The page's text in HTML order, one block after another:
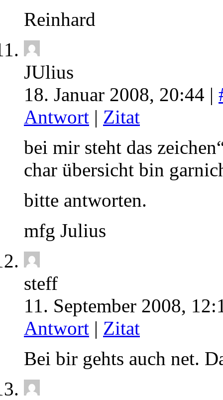
Reinhard
JUlius
18. Januar 2008, 20:44 |
Antwort | Zitat
bei mir steht das
char übersicht bin
bitte antworten.
mfg Julius
steff
11. September 2008,
Antwort | Zitat
Bei bir gehts auch net.